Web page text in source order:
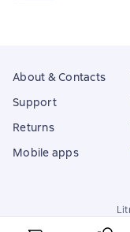
About & Contacts
Support
Returns
Mobile apps